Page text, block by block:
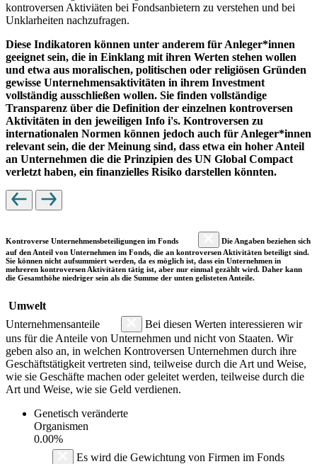
kontroversen Aktiviäten bei Fondsanbietern zu verstehen und bei
Unklarheiten nachzufragen.
Diese Indikatoren können unter anderem für Anleger*innen
geeignet sein, die in Einklang mit ihren Werten stehen wollen
und etwa aus moralischen, politischen oder religiösen Gründen
gewisse Unternehmensaktivitäten in ihrem Investment
vollständig ausschließen wollen. Sie finden vollständige
Transparenz über die Definition der einzelnen kontroversen
Aktivitäten in den jeweiligen Info i's. Kontroversen zu
internationalen Normen können jedoch auch für Anleger*innen
relevant sein, die der Meinung sind, dass etwa ein hoher Anteil
an Unternehmen die die Prinzipien des UN Global Compact
verletzt haben, ein finanzielles Risiko darstellen könnten.
Kontroverse Unternehmensbeteiligungen im Fonds
Die Angaben beziehen sich
auf den Anteil von Unternehmen im Fonds, die an kontroversen Aktivitäten beteiligt sind.
Sie können nicht aufsummiert werden, da es möglich ist, dass ein Unternehmen in
mehreren kontroversen Aktivitäten tätig ist, aber nur einmal gezählt wird. Daher kann
die Gesamthöhe niedriger sein als die Summe der unten gelisteten Anteile.
Umwelt
Unternehmensanteile
Bei diesen Werten interessieren wir
uns für die Anteile von Unternehmen und nicht von Staaten. Wir
geben also an, in welchen Kontroversen Unternehmen durch ihre
Geschäftstätigkeit vertreten sind, teilweise durch die Art und Weise,
wie sie Geschäfte machen oder geleitet werden, teilweise durch die
Art und Weise, wie sie Geld verdienen.
Genetisch veränderte
Organismen
0.00%
Es wird die Gewichtung von Firmen im Fonds